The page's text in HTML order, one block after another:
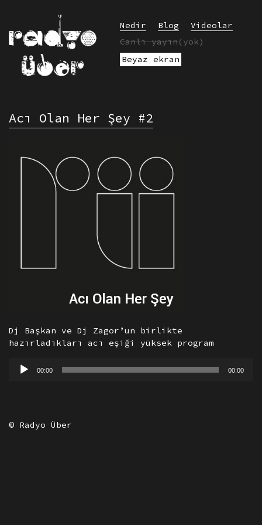
Nedir Blog
Videolar
Canlı yayın(yok)
Beyaz ekran
Acı Olan Her Şey #2
Dj Başkan ve Dj Zagor’un birlikte
hazırladıkları acı eşiği yüksek program
Ses
oynatıcı
00:00 00:00
© Radyo Über